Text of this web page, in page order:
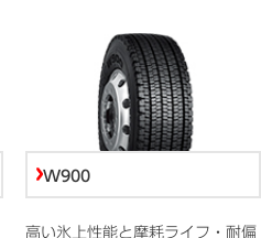
W900
高い氷上性能と摩耗ライフ・耐偏